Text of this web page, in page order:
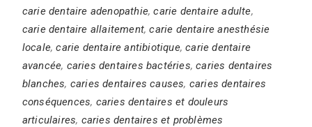
carie dentaire adenopathie,carie dentaire adulte,
carie dentaire allaitement,carie dentaire anesthésie
locale,carie dentaire antibiotique,carie dentaire
avancée, caries dentaires bactéries,caries dentaires
blanches, caries dentaires causes, caries dentaires
conséquences, caries dentaires et douleurs
articulaires, caries dentaires et problèmes